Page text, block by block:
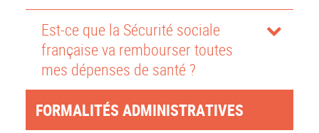
Est-ce que la Sécurité sociale
française va rembourser toutes
mes dépenses de santé ?
FORMALITÉS ADMINISTRATIVES